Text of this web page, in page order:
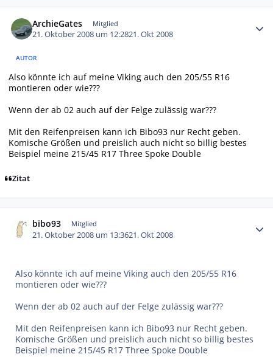
ArchieGates Mitglied
21. Oktober 2008 um 12:2821. Okt 2008
AUTOR
Also könnte ich auf meine Viking auch den 205/55 R16
montieren oder wie???
Wenn der ab 02 auch auf der Felge zulässig war???
Mit den Reifenpreisen kann ich Bibo93 nur Recht geben.
Komische Größen und preislich auch nicht so billig bestes
Beispiel meine 215/45 R17 Three Spoke Double
Zitat
bibo93 Mitglied
21. Oktober 2008 um 13:3621. Okt 2008
Also könnte ich auf meine Viking auch den 205/55 R16
montieren oder wie???
Wenn der ab 02 auch auf der Felge zulässig war???
Mit den Reifenpreisen kann ich Bibo93 nur Recht geben.
Komische Größen und preislich auch nicht so billig bestes
Beispiel meine 215/45 R17 Three Spoke Double